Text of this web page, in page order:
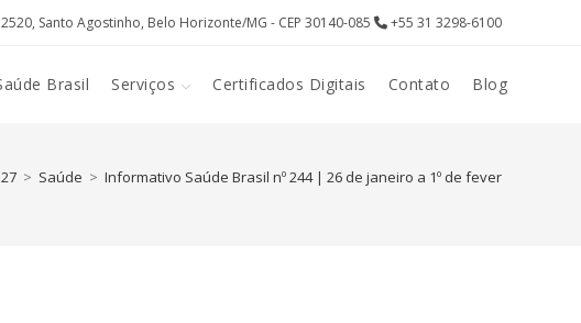
Santo Agostinho, Belo Horizonte/MG - CEP 30140-085 +55 31 3298-6100
Brasil Serviços Certificados Digitais Contato Blog
27 > Saúde > Informativo Saúde Brasil nº 244 | 26 de janeiro a 1º de fevereiro de